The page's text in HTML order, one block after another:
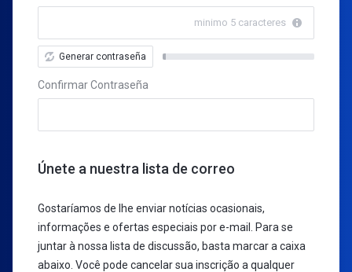
minimo 5 caracteres
Generar contraseña
New
Rating:
Confirmar Contraseña
Únete a nuestra lista de correo
Gostaríamos de lhe enviar notícias ocasionais,
informações e ofertas especiais por e-mail. Para se
juntar à nossa lista de discussão, basta marcar a caixa
abaixo. Você pode cancelar sua inscrição a qualquer